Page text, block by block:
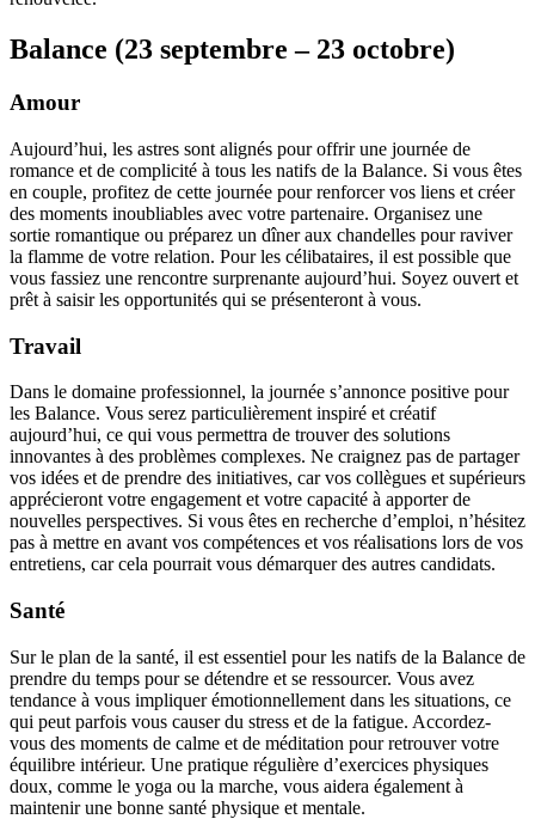
Balance (23 septembre – 23 octobre)
Amour
Aujourd’hui, les astres sont alignés pour offrir une journée de
romance et de complicité à tous les natifs de la Balance. Si vous êtes
en couple, profitez de cette journée pour renforcer vos liens et créer
des moments inoubliables avec votre partenaire. Organisez une
sortie romantique ou préparez un dîner aux chandelles pour raviver
la flamme de votre relation. Pour les célibataires, il est possible que
vous fassiez une rencontre surprenante aujourd’hui. Soyez ouvert et
prêt à saisir les opportunités qui se présenteront à vous.
Travail
Dans le domaine professionnel, la journée s’annonce positive pour
les Balance. Vous serez particulièrement inspiré et créatif
aujourd’hui, ce qui vous permettra de trouver des solutions
innovantes à des problèmes complexes. Ne craignez pas de partager
vos idées et de prendre des initiatives, car vos collègues et supérieurs
apprécieront votre engagement et votre capacité à apporter de
nouvelles perspectives. Si vous êtes en recherche d’emploi, n’hésitez
pas à mettre en avant vos compétences et vos réalisations lors de vos
entretiens, car cela pourrait vous démarquer des autres candidats.
Santé
Sur le plan de la santé, il est essentiel pour les natifs de la Balance de
prendre du temps pour se détendre et se ressourcer. Vous avez
tendance à vous impliquer émotionnellement dans les situations, ce
qui peut parfois vous causer du stress et de la fatigue. Accordez-
vous des moments de calme et de méditation pour retrouver votre
équilibre intérieur. Une pratique régulière d’exercices physiques
doux, comme le yoga ou la marche, vous aidera également à
maintenir une bonne santé physique et mentale.